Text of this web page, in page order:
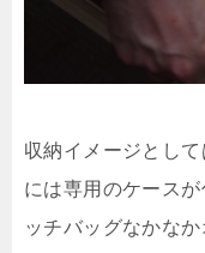
収納イメージとし
には専用のケース
ッチバッグなかなか